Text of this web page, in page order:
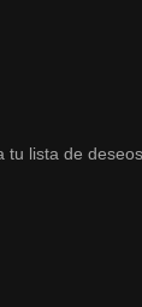
lista de